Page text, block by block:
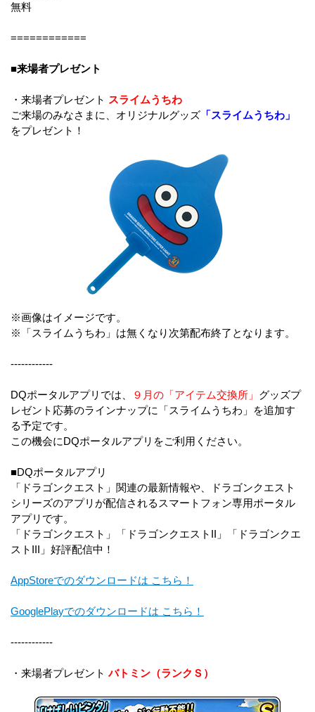
無料
============
■来場者プレゼント
・来場者プレゼント スライムうちわ
ご来場のみなさまに、オリジナルグッズ 「スライムうちわ」
をプレゼント！
※画像はイメージです。
※「スライムうちわ」は無くなり次第配布終了となります。
------------
DQポータルアプリでは、 ９月の「アイテム交換所」 グッズプ
レゼント応募のラインナップに「スライムうちわ」を追加す
る予定です。
この機会にDQポータルアプリをご利用ください。
■DQポータルアプリ
「ドラゴンクエスト」関連の最新情報や、ドラゴンクエスト
シリーズのアプリが配信されるスマートフォン専用ポータル
アプリです。
「ドラゴンクエスト」「ドラゴンクエストII」「ドラゴンクエ
ストIII」好評配信中！
AppStoreでのダウンロードは こちら！
GooglePlayでのダウンロードは こちら！
------------
・来場者プレゼントバトミン（ランクＳ）